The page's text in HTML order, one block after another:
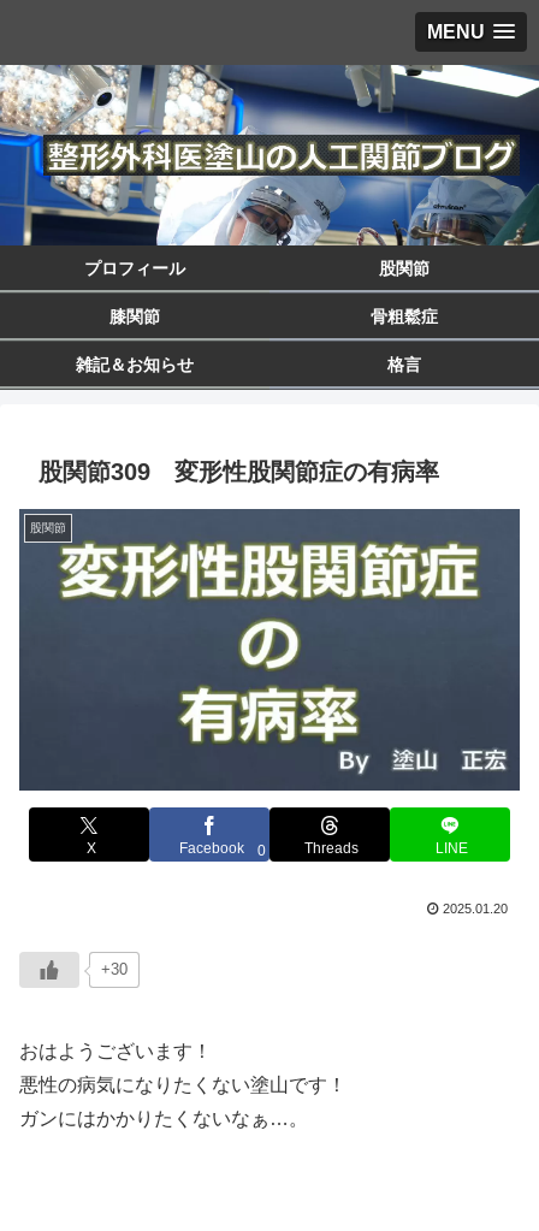
MENU
プロフィール 股関節
膝関節 骨粗鬆症
雑記＆お知らせ 格言
股関節309 変形性股関節症の有病率
股関節
X Facebook 0 Threads LINE
2025.01.20
+30
おはようございます！
悪性の病気になりたくない塗山です！
ガンにはかかりたくないなぁ…。